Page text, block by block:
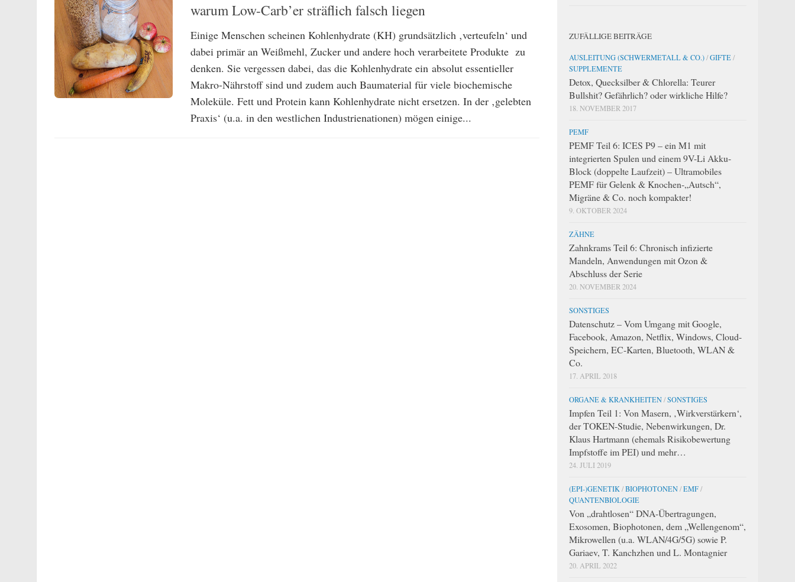
warum Low-Carb’er sträflich falsch liegen
Einige Menschen scheinen Kohlenhydrate (KH) grundsätzlich ‚verteufeln‘ und
dabei primär an Weißmehl, Zucker und andere hoch verarbeitete Produkte zu
denken. Sie vergessen dabei, das die Kohlenhydrate ein absolut essentieller
Makro-Nährstoff sind und zudem auch Baumaterial für viele biochemische
Moleküle. Fett und Protein kann Kohlenhydrate nicht ersetzen. In der ‚gelebten
Praxis‘ (u.a. in den westlichen Industrienationen) mögen einige...
ZUFÄLLIGE BEITRÄGE
AUSLEITUNG (SCHWERMETALL & CO.)/GIFTE/
SUPPLEMENTE
Detox, Quecksilber & Chlorella: Teurer
Bullshit? Gefährlich? oder wirkliche Hilfe?
18. NOVEMBER 2017
PEMF
PEMF Teil 6: ICES P9 – ein M1 mit
integrierten Spulen und einem 9V-Li Akku-
Block (doppelte Laufzeit) – Ultramobiles
PEMF für Gelenk & Knochen-„Autsch“,
Migräne & Co. noch kompakter!
9. OKTOBER 2024
ZÄHNE
Zahnkrams Teil 6: Chronisch infizierte
Mandeln, Anwendungen mit Ozon &
Abschluss der Serie
20. NOVEMBER 2024
SONSTIGES
Datenschutz – Vom Umgang mit Google,
Facebook, Amazon, Netflix, Windows, Cloud-
Speichern, EC-Karten, Bluetooth, WLAN &
Co.
17. APRIL 2018
ORGANE & KRANKHEITEN/SONSTIGES
Impfen Teil 1: Von Masern, ‚Wirkverstärkern‘,
der TOKEN-Studie, Nebenwirkungen, Dr.
Klaus Hartmann (ehemals Risikobewertung
Impfstoffe im PEI) und mehr…
24. JULI 2019
(EPI-)GENETIK /BIOPHOTONEN/EMF/
QUANTENBIOLOGIE
Von „drahtlosen“ DNA-Übertragungen,
Exosomen, Biophotonen, dem „Wellengenom“,
Mikrowellen (u.a. WLAN/4G/5G) sowie P.
Gariaev, T. Kanchzhen und L. Montagnier
20. APRIL 2022